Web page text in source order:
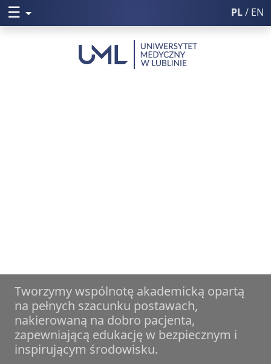
PL/ EN
Poczta
Włącz wysoki
☰ Rozwiń menu
Uniwersytet Medyczny w
Tworzymy wspólnotę akademicką opartą
na pełnych szacunku postawach,
nakierowaną na dobro pacjenta,
zapewniającą edukację w bezpiecznym i
inspirującym środowisku.